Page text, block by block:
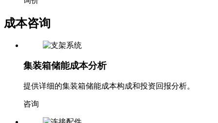
集装箱储能成本分析
提供详细的集装箱储能成本构成和投资回报分析。
咨询